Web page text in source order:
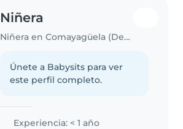
Niñera
Niñera en Comayagüela (Departamento de Francisco Morazán)
Únete a Babysits para ver
este perfil completo.
Experiencia: < 1 año